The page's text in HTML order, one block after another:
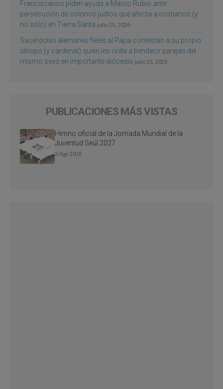
Franciscanos piden ayuda a Marco Rubio ante
persecución de colonos judíos que afecta a cristianos (y
no sólo) en Tierra Santa julio 25, 2026
Sacerdotes alemanes fieles al Papa contestan a su propio
obispo (y cardenal) quien les orilla a bendecir parejas del
mismo sexo en importante diócesis julio 25, 2026
PUBLICACIONES MÁS VISTAS
Himno oficial de la Jornada Mundial de la
Juventud Seúl 2027
3 Ago 2026